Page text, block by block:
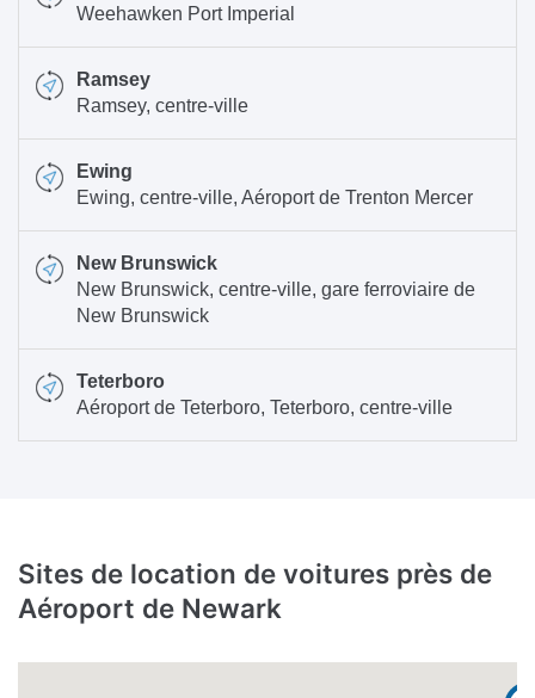
Weehawken Port Imperial
Ramsey
Ramsey, centre-ville
Ewing
Ewing, centre-ville, Aéroport de Trenton Mercer
New Brunswick
New Brunswick, centre-ville, gare ferroviaire de
New Brunswick
Teterboro
Aéroport de Teterboro, Teterboro, centre-ville
Sites de location de voitures près de
Aéroport de Newark